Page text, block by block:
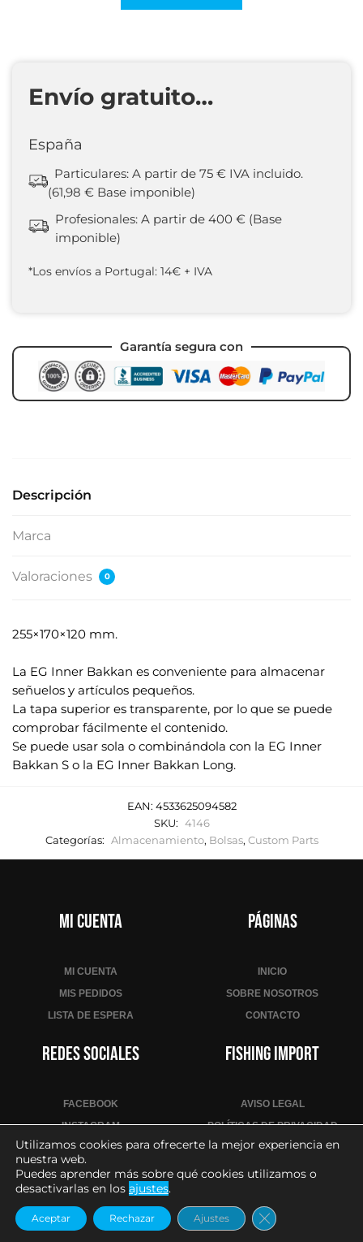
Envío gratuito…
España
Particulares: A partir de 75 € IVA incluido.
(61,98 € Base imponible)
Profesionales: A partir de 400 € (Base
imponible)
*Los envíos a Portugal: 14€ + IVA
Garantía segura con
Descripción
Marca
Valoraciones 0
255×170×120 mm.
La EG Inner Bakkan es conveniente para almacenar
señuelos y artículos pequeños.
La tapa superior es transparente, por lo que se puede
comprobar fácilmente el contenido.
Se puede usar sola o combinándola con la EG Inner
Bakkan S o la EG Inner Bakkan Long.
EAN: 4533625094582
SKU: 4146
Categorías: Almacenamiento, Bolsas, Custom Parts
Mi cuenta
MI CUENTA
MIS PEDIDOS
LISTA DE ESPERA
Páginas
INICIO
SOBRE NOSOTROS
CONTACTO
Redes sociales
FACEBOOK
INSTAGRAM
YOUTUBE
Fishing Import
AVISO LEGAL
POLÍTICAS DE PRIVACIDAD
POLÍTICA DE COOKIES
CONDICIONES DE VENTA
2026– Todos los derechos reservados
Utilizamos cookies para ofrecerte la mejor experiencia en
nuestra web.
Puedes aprender más sobre qué cookies utilizamos o
desactivarlas en los ajustes.
Aceptar Rechazar Ajustes Cerrar el banner